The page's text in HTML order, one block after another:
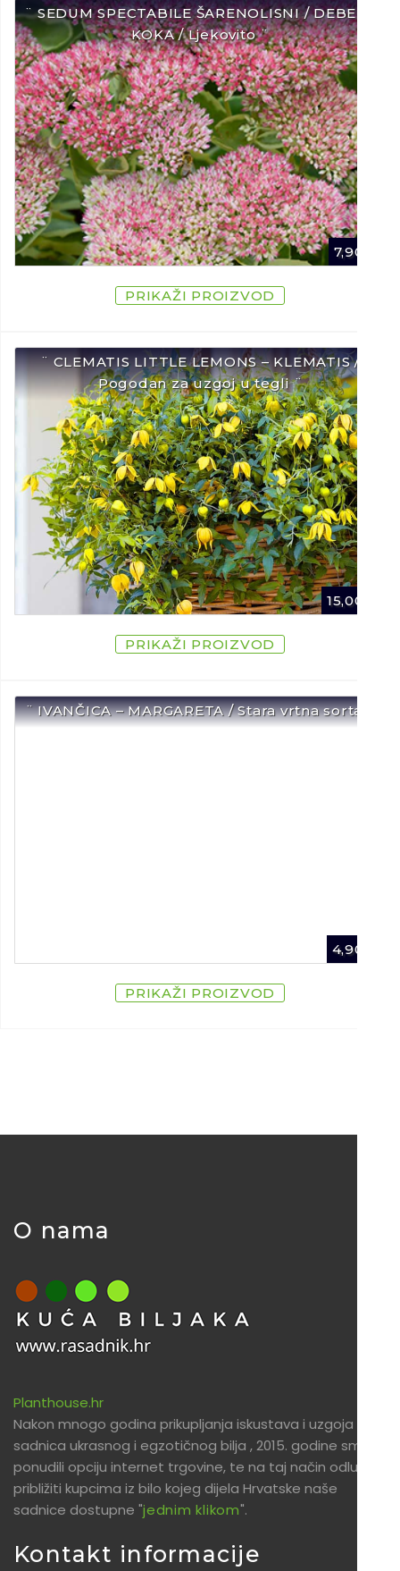
¨ SEDUM SPECTABILE ŠARENOLISNI / DEBELA
KOKA / Ljekovito ¨
7,90
PRIKAŽI PROIZVOD
¨ CLEMATIS LITTLE LEMONS – KLEMATIS /
Pogodan za uzgoj u tegli ¨
15,00
PRIKAŽI PROIZVOD
¨ IVANČICA – MARGARETA / Stara vrtna sorta ¨
4,90
PRIKAŽI PROIZVOD
O nama
Planthouse.hr
Nakon mnogo godina prikupljanja iskustava i uzgoja
sadnica ukrasnog i egzotičnog bilja , 2015. godine smo
ponudili opciju internet trgovine, te na taj način odlučili
približiti kupcima iz bilo kojeg dijela Hrvatske naše
sadnice dostupne "jednim klikom".
Kontakt informacije